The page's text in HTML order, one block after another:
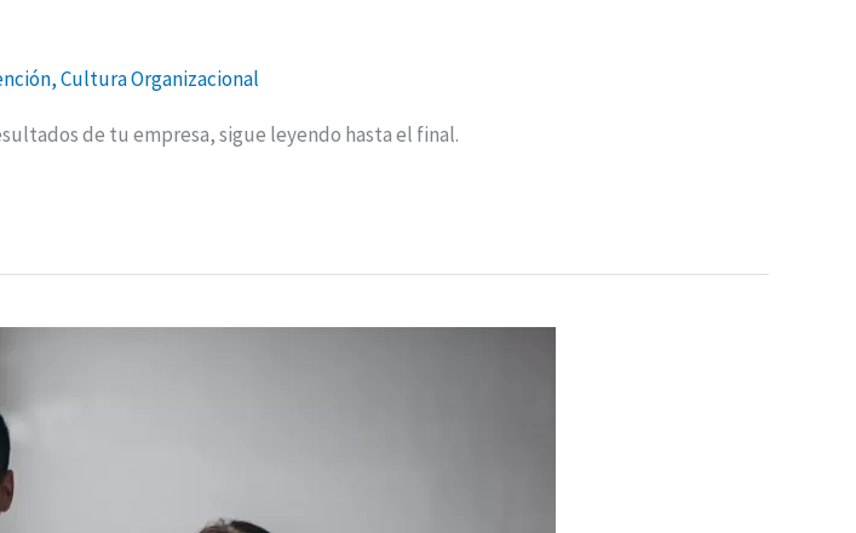
,Cultura Organizacional
de tu empresa, sigue leyendo hasta el final.